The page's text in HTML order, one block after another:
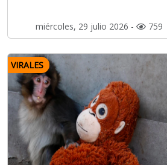
miércoles, 29 julio 2026 - 759
VIRALES